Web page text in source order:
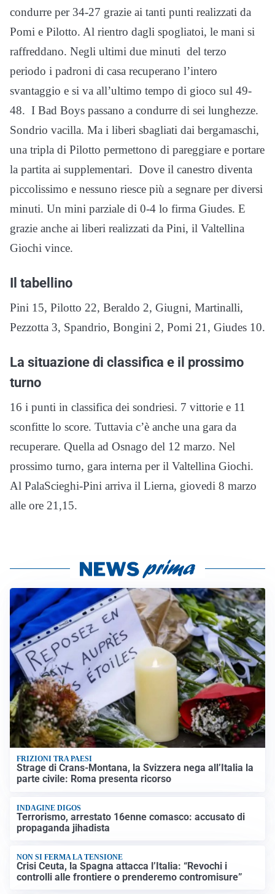
condurre per 34-27 grazie ai tanti punti realizzati da
Pomi e Pilotto. Al rientro dagli spogliatoi, le mani si
raffreddano. Negli ultimi due minuti del terzo
periodo i padroni di casa recuperano l’intero
svantaggio e si va all’ultimo tempo di gioco sul 49-
48. I Bad Boys passano a condurre di sei lunghezze.
Sondrio vacilla. Ma i liberi sbagliati dai bergamaschi,
una tripla di Pilotto permettono di pareggiare e portare
la partita ai supplementari. Dove il canestro diventa
piccolissimo e nessuno riesce più a segnare per diversi
minuti. Un mini parziale di 0-4 lo firma Giudes. E
grazie anche ai liberi realizzati da Pini, il Valtellina
Giochi vince.
Il tabellino
Pini 15, Pilotto 22, Beraldo 2, Giugni, Martinalli,
Pezzotta 3, Spandrio, Bongini 2, Pomi 21, Giudes 10.
La situazione di classifica e il prossimo
turno
16 i punti in classifica dei sondriesi. 7 vittorie e 11
sconfitte lo score. Tuttavia c’è anche una gara da
recuperare. Quella ad Osnago del 12 marzo. Nel
prossimo turno, gara interna per il Valtellina Giochi.
Al PalaScieghi-Pini arriva il Lierna, giovedi 8 marzo
alle ore 21,15.
FRIZIONI TRA PAESI
Strage di Crans-Montana, la Svizzera nega all’Italia la
parte civile: Roma presenta ricorso
INDAGINE DIGOS
Terrorismo, arrestato 16enne comasco: accusato di
propaganda jihadista
NON SI FERMA LA TENSIONE
Crisi Ceuta, la Spagna attacca l’Italia: “Revochi i
controlli alle frontiere o prenderemo contromisure”